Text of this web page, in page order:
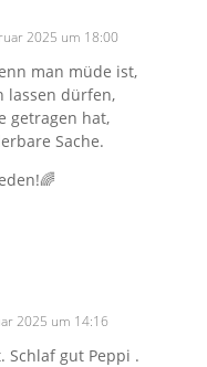
2025 um 18:00
man müde ist,
lassen dürfen,
getragen hat,
Sache.
2025 um 14:16
Schlaf gut Peppi .